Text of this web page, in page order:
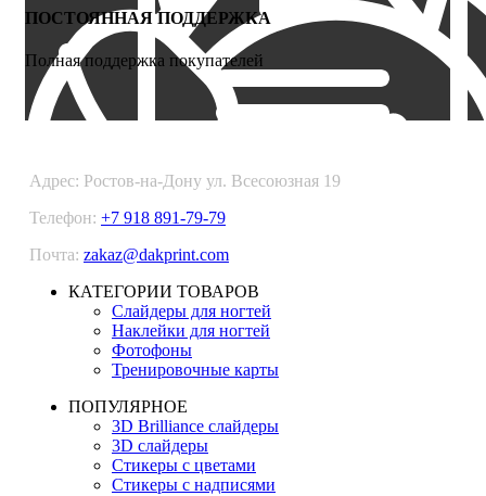
ПОСТОЯННАЯ ПОДДЕРЖКА
Полная поддержка покупателей
Адрес: Ростов-на-Дону ул. Всесоюзная 19
Телефон: +7 918 891-79-79
Почта: zakaz@dakprint.com
КАТЕГОРИИ ТОВАРОВ
Слайдеры для ногтей
Наклейки для ногтей
Фотофоны
Тренировочные карты
ПОПУЛЯРНОЕ
3D Brilliance слайдеры
3D слайдеры
Стикеры с цветами
Стикеры с надписями